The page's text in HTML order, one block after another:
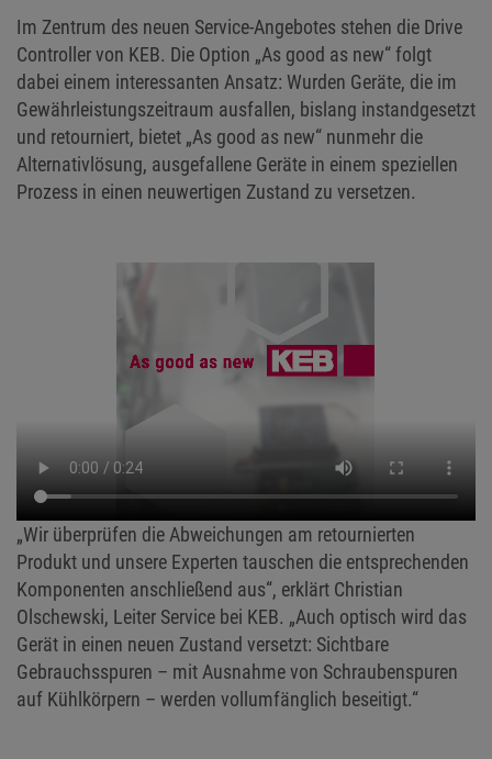
Im Zentrum des neuen Service-Angebotes stehen die Drive
Controller von KEB. Die Option „As good as new“ folgt
dabei einem interessanten Ansatz: Wurden Geräte, die im
Gewährleistungszeitraum ausfallen, bislang instandgesetzt
und retourniert, bietet „As good as new“ nunmehr die
Alternativlösung, ausgefallene Geräte in einem speziellen
Prozess in einen neuwertigen Zustand zu versetzen.
„Wir überprüfen die Abweichungen am retournierten
Produkt und unsere Experten tauschen die entsprechenden
Komponenten anschließend aus“, erklärt Christian
Olschewski, Leiter Service bei KEB. „Auch optisch wird das
Gerät in einen neuen Zustand versetzt: Sichtbare
Gebrauchsspuren – mit Ausnahme von Schraubenspuren
auf Kühlkörpern – werden vollumfänglich beseitigt.“